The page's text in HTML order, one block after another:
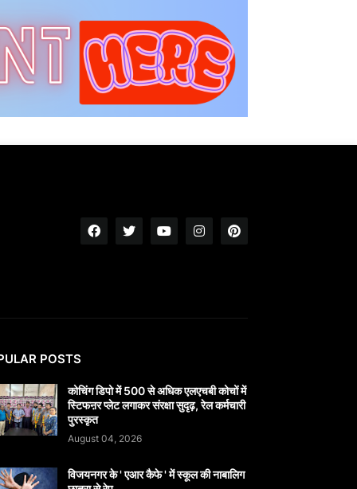
POSTS
कोचिंग डिपो में 500 से अधिक एलएचबी कोचों में
स्टिफऩर प्लेट लगाकर संरक्षा सुदृढ़, रेल कर्मचारी
पुरस्कृत
August 04, 2026
विजयनगर के ' एआर कैफे ' में स्कूल की नाबालिग